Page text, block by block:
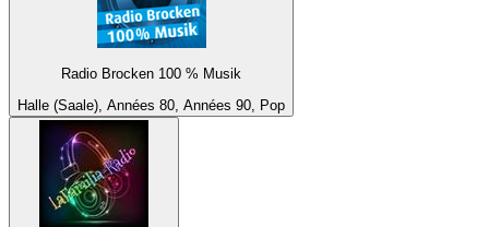
Radio Brocken 100 % Musik
Halle (Saale), Années 80, Années 90, Pop